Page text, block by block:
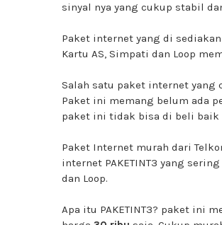
sinyal nya yang cukup stabil
Paket internet yang di
Kartu AS, Simpati dan Loop
Salah satu paket internet yang
Paket ini memang belum ada
paket ini tidak bisa di beli baik
Paket Internet murah dari
internet PAKETINT3 yang
dan Loop.
Apa itu PAKETINT3? paket ini